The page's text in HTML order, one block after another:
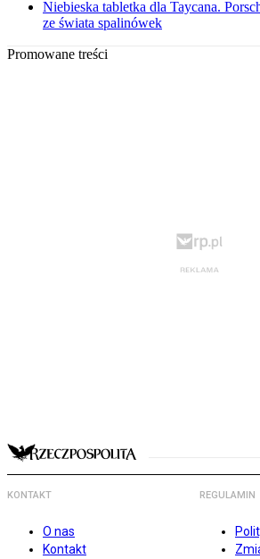
Niebieska tabletka dla Taycana.
ze świata spalinówek
Promowane treści
KONTAKT
O nas
Kontakt
REGULAMIN